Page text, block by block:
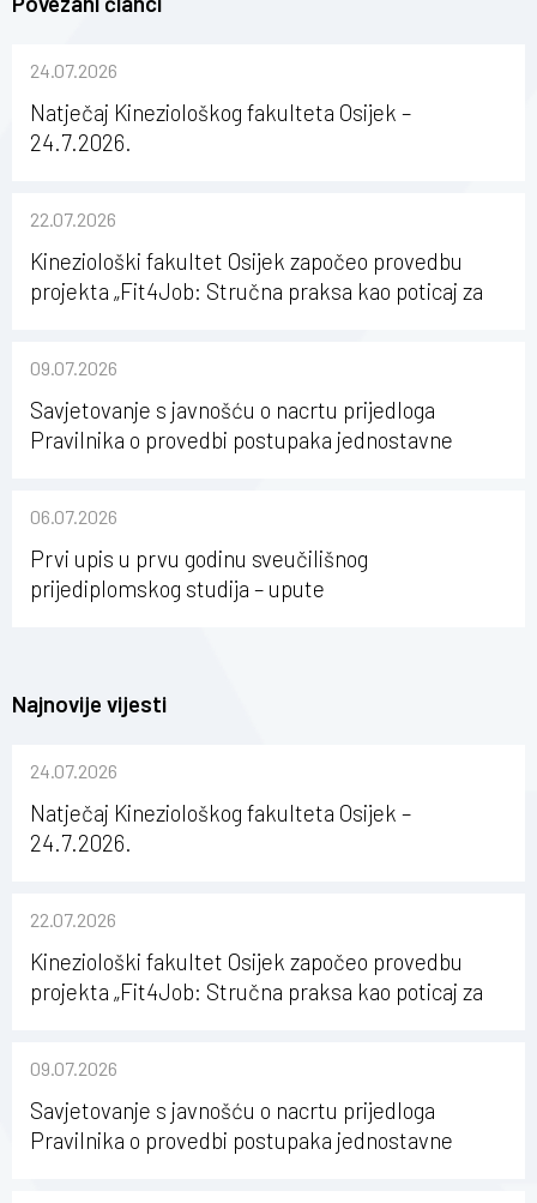
24.07.2026
Natječaj Kineziološkog fakulteta Osijek –
24.7.2026.
22.07.2026
Kineziološki fakultet Osijek započeo provedbu
projekta „Fit4Job: Stručna praksa kao poticaj za
09.07.2026
Savjetovanje s javnošću o nacrtu prijedloga
Pravilnika o provedbi postupaka jednostavne
Osijeku
06.07.2026
Prvi upis u prvu godinu sveučilišnog
prijediplomskog studija – upute
Najnovije vijesti
24.07.2026
Natječaj Kineziološkog fakulteta Osijek –
24.7.2026.
22.07.2026
Kineziološki fakultet Osijek započeo provedbu
projekta „Fit4Job: Stručna praksa kao poticaj za
09.07.2026
Savjetovanje s javnošću o nacrtu prijedloga
Pravilnika o provedbi postupaka jednostavne